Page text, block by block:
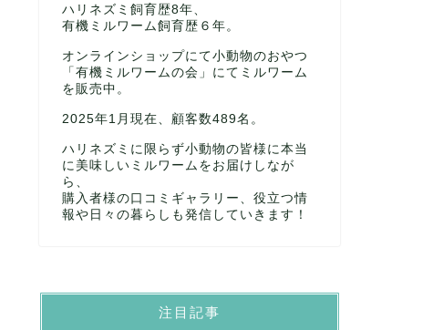
ハリネズミ飼育歴8年、
有機ミルワーム飼育歴６年。
オンラインショップにて小動物のおやつ
「有機ミルワームの会」にてミルワーム
を販売中。
2025年1月現在、顧客数489名。
ハリネズミに限らず小動物の皆様に本当
に美味しいミルワームをお届けしなが
ら、
購入者様の口コミギャラリー、役立つ情
報や日々の暮らしも発信していきます！
注目記事